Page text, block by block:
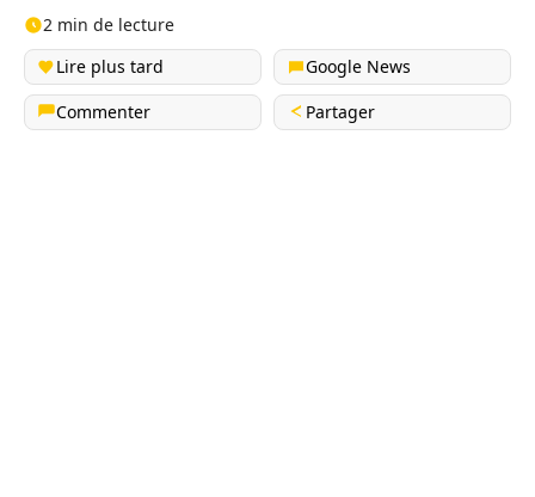
2 min de lecture
Lire plus tard
Google News
Commenter
Partager